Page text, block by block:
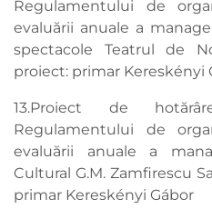
Regulamentului de
evaluării anuale a
spectacole Teatrul de
proiect: primar Kereskényi
13.Proiect de
Regulamentului de
evaluării anuale a
Cultural G.M. Zamfirescu
primar Kereskényi Gábor